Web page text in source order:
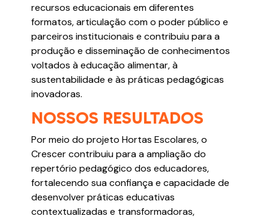
recursos educacionais em diferentes
formatos, articulação com o poder público e
parceiros institucionais e contribuiu para a
produção e disseminação de conhecimentos
voltados à educação alimentar, à
sustentabilidade e às práticas pedagógicas
inovadoras.
NOSSOS RESULTADOS
Por meio do projeto Hortas Escolares, o
Crescer contribuiu para a ampliação do
repertório pedagógico dos educadores,
fortalecendo sua confiança e capacidade de
desenvolver práticas educativas
contextualizadas e transformadoras,